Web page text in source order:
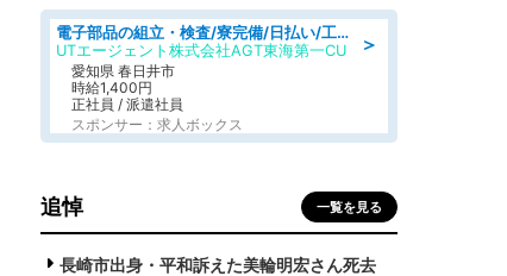
＞
電子部品の組立・検査/寮完備/日払い/工場・製造
UTエージェント株式会社AGT東海第一CU
愛知県 春日井市
時給1,400円
正社員 / 派遣社員
スポンサー：求人ボックス
追悼 一覧を見る
長崎市出身・平和訴えた美輪明宏さん死去